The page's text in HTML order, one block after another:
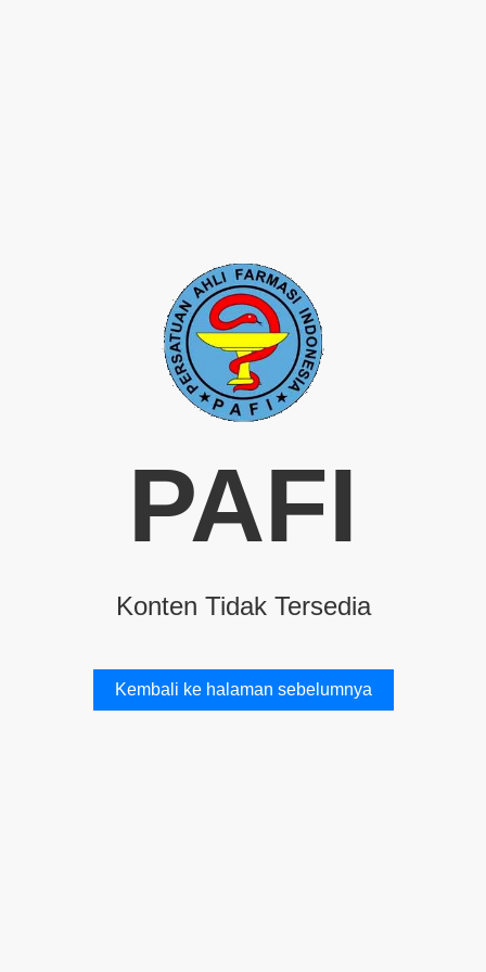
PAFI
Konten Tidak Tersedia
Kembali ke halaman sebelumnya